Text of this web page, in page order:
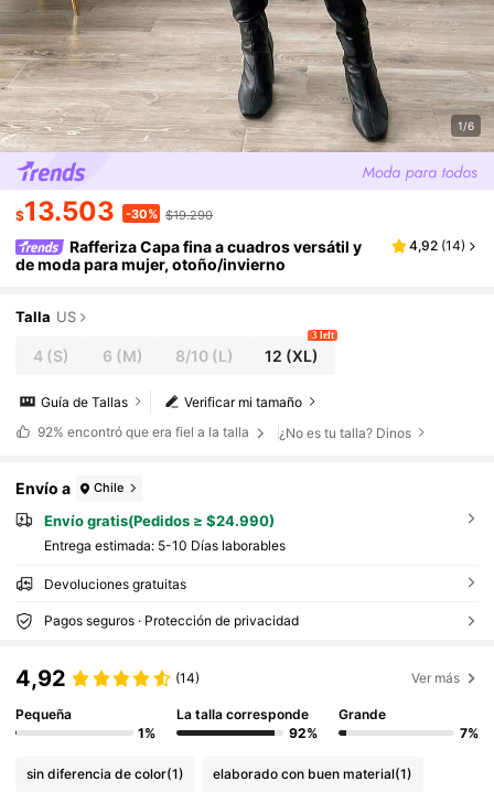
1/6
$13.503 -30% $19.290
Rafferiza Capa fina a cuadros versátil y
de moda para mujer, otoño/invierno
4,92 (14)
Talla US
4 (S) 6 (M) 8/10(L) 12 (XL)
3 left
Verificar mi tamaño
Guía de Tallas
92% encontró que era fiel a la talla ¿No es tu talla? Dinos
Envío a Chile
Envío gratis(Pedidos ≥ $24.990)
Entrega estimada: 5-10 Días laborables
Devoluciones gratuitas
Pagos seguros · Protección de privacidad
4,92 (14) Ver más
Pequeña
1%
La talla corresponde
92%
Grande
7%
sin diferencia de color(1) elaborado con buen material(1)